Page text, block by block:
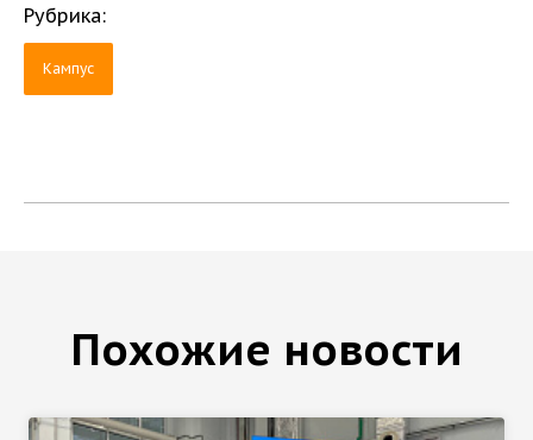
Рубрика:
Кампус
Похожие новости